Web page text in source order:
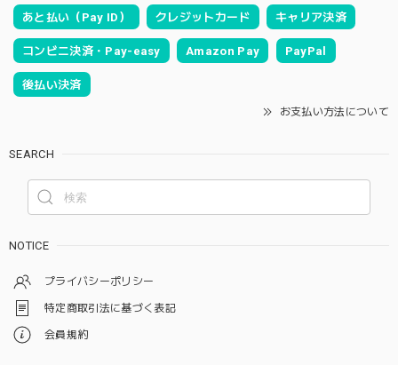
あと払い（Pay ID） クレジットカード キャリア決済
コンビニ決済・Pay-easy Amazon Pay PayPal
後払い決済
お支払い方法について
SEARCH
NOTICE
プライバシーポリシー
特定商取引法に基づく表記
会員規約